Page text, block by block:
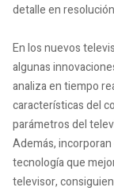
detalle en
En los nuevos
algunas
analiza en tiempo
características del
parámetros del
Además,
tecnología que
televisor,